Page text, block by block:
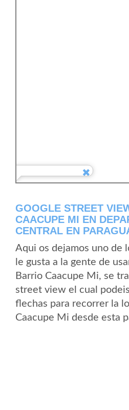
GOOGLE STREET
CAACUPE MI EN
CENTRAL EN
Aqui os dejamos uno de
le gusta a la gente de
Barrio Caacupe Mi, se
street view el cual
flechas para recorrer la
Caacupe Mi desde esta